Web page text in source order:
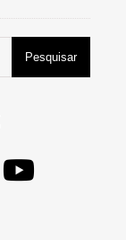
Pesquisar